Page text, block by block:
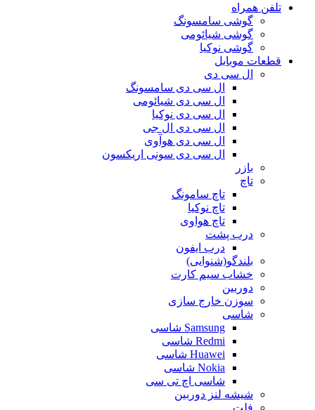
تلفن همراه
گوشی سامسونگ
گوشی شیائومی
گوشی نوکیا
قطعات موبایل
ال سی دی
ال سی دی سامسونگ
ال سی دی شیائومی
ال سی دی نوکیا
ال سی دی ال جی
ال سی دی هوآوی
ال سی دی سونی اریکسون
بازر
تاچ
تاچ سامونگ
تاچ نوکیا
تاچ هواوی
درب پشت
درب ایفون
بلندگو(شنوایی)
خشاب سیم کارت
دوربین
سوزن خارج سازی
شاسی
Samsung شاسی
Redmi شاسی
Huawei شاسی
Nokia شاسی
شاسی اچ تی سی
شیشه لنز دوربین
فلت